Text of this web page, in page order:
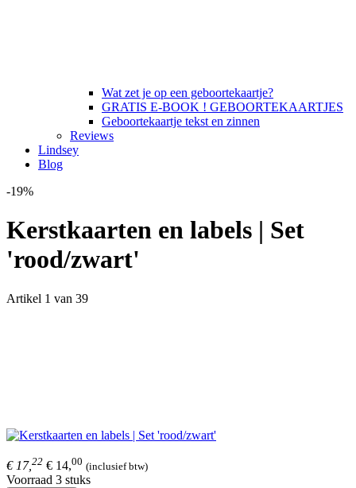
Wat zet je op een geboortekaartje?
GRATIS E-BOOK ! GEBOORTEKAARTJES
Geboortekaartje tekst en zinnen
Reviews
Lindsey
Blog
-19%
Kerstkaarten en labels | Set
'rood/zwart'
Artikel 1 van 39
€ 17, 22 € 14,00 (inclusief btw)
Voorraad 3 stuks